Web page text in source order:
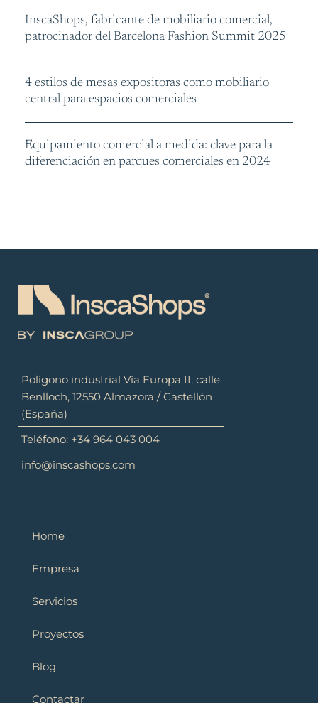
InscaShops, fabricante de mobiliario comercial,
patrocinador del Barcelona Fashion Summit 2025
4 estilos de mesas expositoras como mobiliario
central para espacios comerciales
Equipamiento comercial a medida: clave para la
diferenciación en parques comerciales en 2024
Polígono industrial Vía Europa II, calle
Benlloch, 12550 Almazora / Castellón
(España)
Teléfono: +34 964 043 004
info@inscashops.com
Home
Empresa
Servicios
Proyectos
Blog
Contactar